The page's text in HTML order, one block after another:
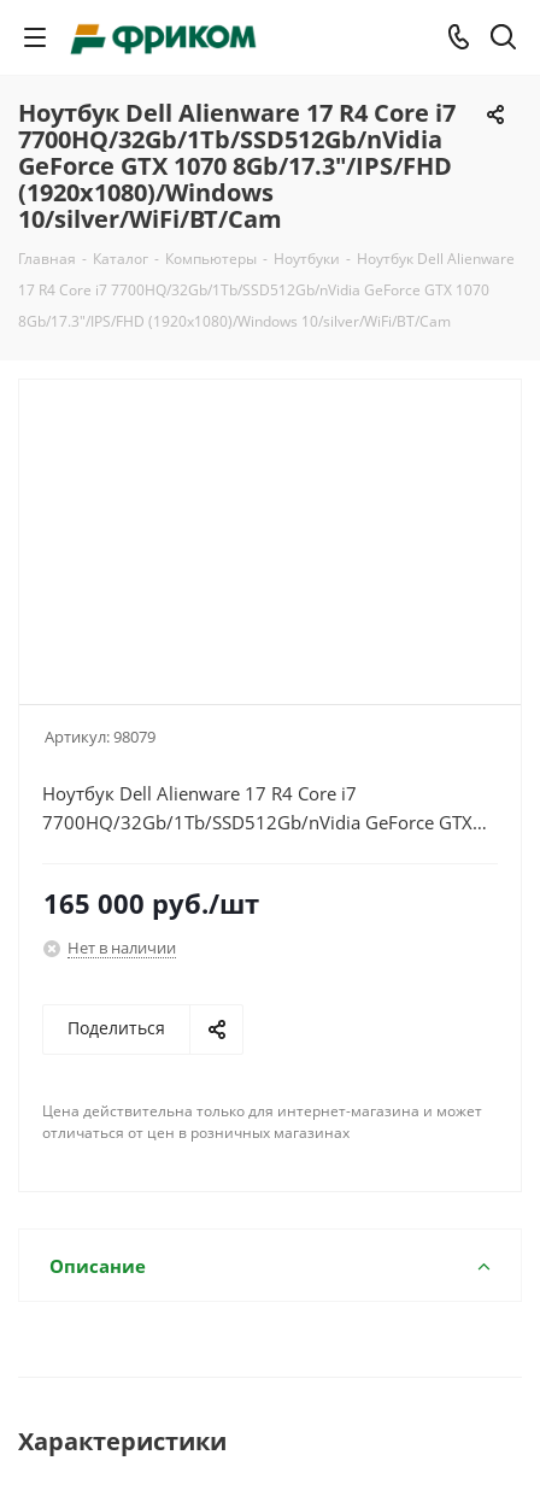
Ноутбук Dell Alienware 17 R4 Core i7
7700HQ/32Gb/1Tb/SSD512Gb/nVidia
GeForce GTX 1070 8Gb/17.3"/IPS/FHD
(1920x1080)/Windows
10/silver/WiFi/BT/Cam
Главная - Каталог - Компьютеры - Ноутбуки - Ноутбук Dell Alienware
17 R4 Core i7 7700HQ/32Gb/1Tb/SSD512Gb/nVidia GeForce GTX 1070
8Gb/17.3"/IPS/FHD (1920x1080)/Windows 10/silver/WiFi/BT/Cam
Артикул:98079
Ноутбук Dell Alienware 17 R4 Core i7
7700HQ/32Gb/1Tb/SSD512Gb/nVidia GeForce GTX
165 000 руб./шт
Нет в наличии
Поделиться
Цена действительна только для интернет-магазина и может
отличаться от цен в розничных магазинах
Описание
Характеристики